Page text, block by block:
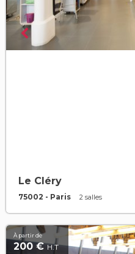
Le Cléry
75002 - Paris 2 salles
À partir de
200 €H.T